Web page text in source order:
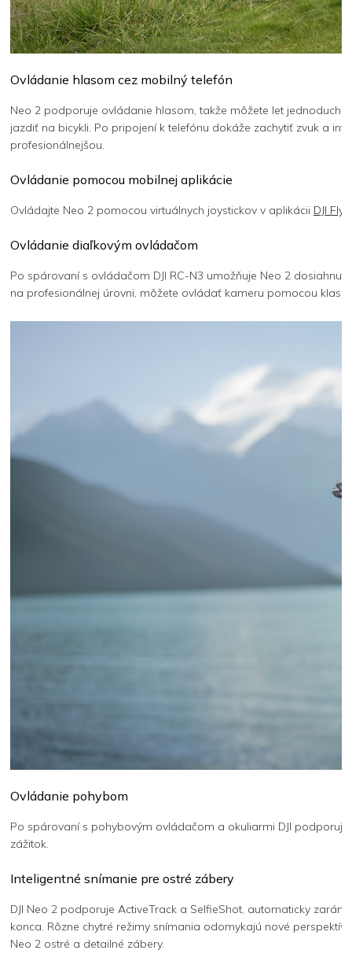
Ovládanie hlasom cez mobilný telefón
Neo 2 podporuje ovládanie hlasom, takže môžete let
jazdiť na bicykli. Po pripojení k telefónu dokáže zachytiť zvuk a
profesionálnejšou.
Ovládanie pomocou mobilnej aplikácie
Ovládajte Neo 2 pomocou virtuálnych joystickov v aplikácii DJI Fly
Ovládanie diaľkovým ovládačom
Po spárovaní s ovládačom DJI RC-N3 umožňuje Neo 2
na profesionálnej úrovni, môžete ovládať kameru pomocou
Ovládanie pohybom
Po spárovaní s pohybovým ovládačom a okuliarmi DJI
zážitok.
Inteligentné snímanie pre ostré zábery
DJI Neo 2 podporuje ActiveTrack a SelfieShot, automaticky
konca. Rôzne chytré režimy snímania odomykajú nové
Neo 2 ostré a detailné zábery.